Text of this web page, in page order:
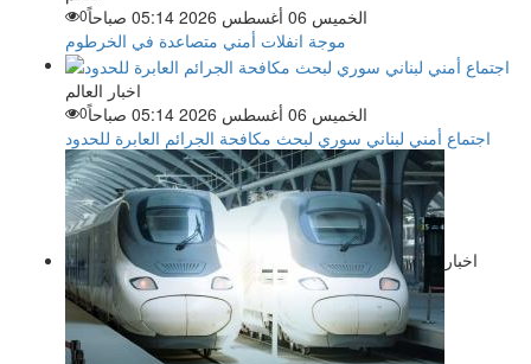
الخميس 06 أغسطس 2026 05:14 صباحاً
0
موجة انفلات أمني متصاعدة في الخرطوم
اخبار العالم
الخميس 06 أغسطس 2026 05:14 صباحاً
0
اجتماع أمني لبناني سوري لبحث مكافحة الجرائم العابرة للحدود
اخبار